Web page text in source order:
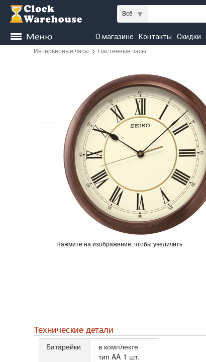
Всё
О магазине Контакты Скидки
Интерьерные часы > Настенные часы
Нажмите на изображение, чтобы увеличить
Технические детали
Батарейки
в комплекте
тип AA 1 шт.